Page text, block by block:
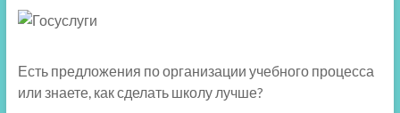
Есть предложения по организации учебного процесса
или знаете, как сделать школу лучше?